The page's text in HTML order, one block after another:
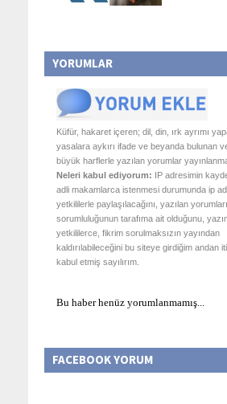
YORUMLAR
Küfür, hakaret içeren; dil, din, ırk ayrımı
yasalara aykırı ifade ve beyanda bulunan
büyük harflerle yazılan yorumlar
Neleri kabul ediyorum: IP adresimin
adli makamlarca istenmesi durumunda ip
yetkililerle paylaşılacağını, yazılan
sorumluluğunun tarafıma ait olduğunu,
yetkililerce, fikrim sorulmaksızın yayından
kaldırılabileceğini bu siteye girdiğim andan
kabul etmiş sayılırım.
Bu haber henüz yorumlanmamış...
FACEBOOK YORUM